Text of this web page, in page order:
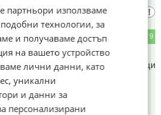
9
продължава да е на гърба на
ще ги хрантутите тези нефелници
нищо. Нали с тези компенсации
вдигат а тези мимвдигнаха
партньори използваме
технологии, за
и получаваме достъп
на вашето устройство
лични данни, като
уникални
и данни за
персонализирани